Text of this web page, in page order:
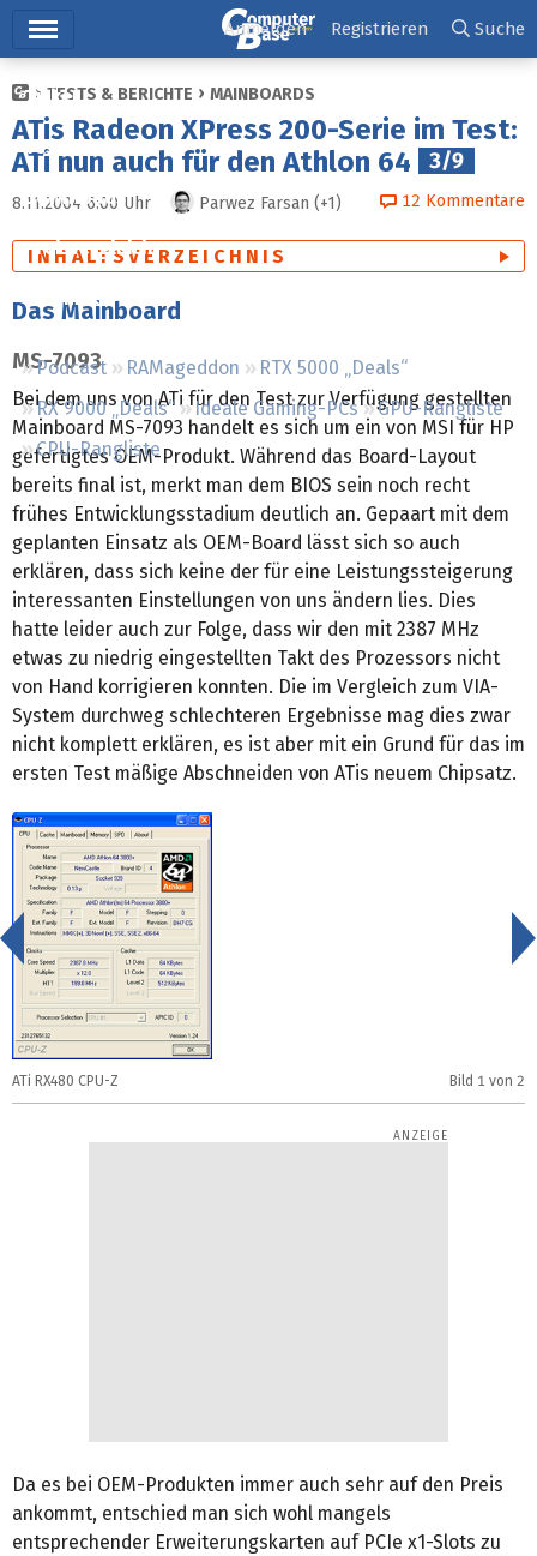
Ticker
Tests
Downloads
Preisvergleich
Forum
Podcast RAMageddon
RTX 5000 „Deals“
RX 9000 „Deals“
Ideale Gaming-PCs
GPU-Rangliste
CPU-Rangliste
Anmelden Registrieren Suche
TESTS & BERICHTE MAINBOARDS
ATis Radeon XPress 200-Serie im Test:
ATi nun auch für den Athlon 64
3/9
8.11.2004 6:00 Uhr Parwez Farsan (+1) 12 Kommentare
INHALTSVERZEICHNIS
Das Mainboard
MS-7093
Bei dem uns von ATi für den Test zur Verfügung gestellten
Mainboard MS-7093 handelt es sich um ein von MSI für HP
gefertigtes OEM-Produkt. Während das Board-Layout
bereits final ist, merkt man dem BIOS sein noch recht
frühes Entwicklungsstadium deutlich an. Gepaart mit dem
geplanten Einsatz als OEM-Board lässt sich so auch
erklären, dass sich keine der für eine Leistungssteigerung
interessanten Einstellungen von uns ändern lies. Dies
hatte leider auch zur Folge, dass wir den mit 2387 MHz
etwas zu niedrig eingestellten Takt des Prozessors nicht
von Hand korrigieren konnten. Die im Vergleich zum VIA-
System durchweg schlechteren Ergebnisse mag dies zwar
nicht komplett erklären, es ist aber mit ein Grund für das im
ersten Test mäßige Abschneiden von ATis neuem Chipsatz.
ATi RX480 CPU-Z Bild 1 von 2
<
Da es bei OEM-Produkten immer auch sehr auf den Preis
ankommt, entschied man sich wohl mangels
entsprechender Erweiterungskarten auf PCIe x1-Slots zu